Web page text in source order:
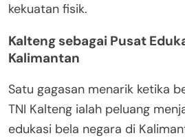
kekuatan fisik.
Kalteng sebagai Pusat
Kalimantan
Satu gagasan menarik ketika
TNI Kalteng ialah peluang
edukasi bela negara di